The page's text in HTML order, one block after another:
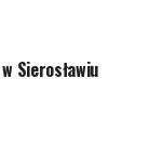
tuneli na
z Uznamem
Wolinie
Sierosławiu